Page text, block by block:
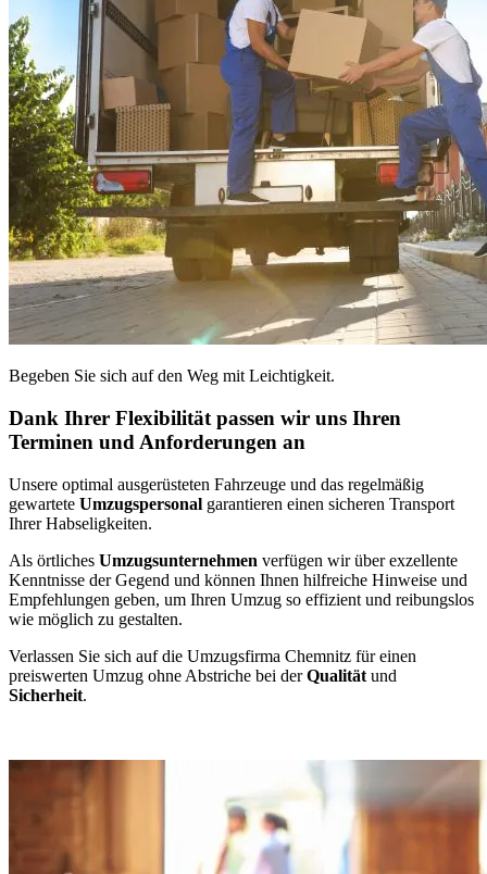
Begeben Sie sich auf den Weg mit Leichtigkeit.
Dank Ihrer Flexibilität passen wir uns Ihren
Terminen und Anforderungen an
Unsere optimal ausgerüsteten Fahrzeuge und das regelmäßig
gewartete Umzugspersonal garantieren einen sicheren Transport
Ihrer Habseligkeiten.
Als örtliches Umzugsunternehmen verfügen wir über exzellente
Kenntnisse der Gegend und können Ihnen hilfreiche Hinweise und
Empfehlungen geben, um Ihren Umzug so effizient und reibungslos
wie möglich zu gestalten.
Verlassen Sie sich auf die Umzugsfirma Chemnitz für einen
preiswerten Umzug ohne Abstriche bei derQualität und
Sicherheit.